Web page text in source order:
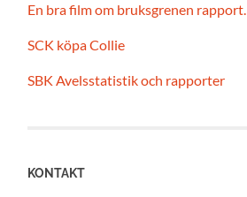
En bra film om bruksgrenen rapport.
SCK köpa Collie
SBK Avelsstatistik och rapporter
KONTAKT